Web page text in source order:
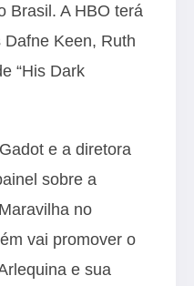
Brasil. A HBO terá
Keen, Ruth
“His Dark
e a diretora
sobre a
no
vai promover o
e sua